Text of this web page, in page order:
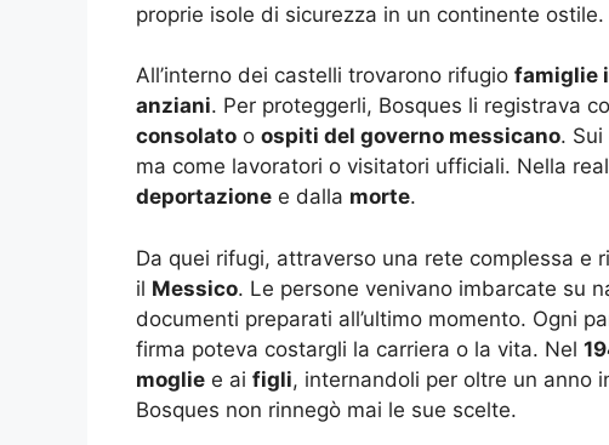
proprie isole di sicurezza in un continente ostile.
All’interno dei castelli trovarono rifugio famiglie
anziani. Per proteggerli, Bosques li registrava
consolato o ospiti del governo messicano.
ma come lavoratori o visitatori ufficiali. Nella
deportazione e dalla morte.
Da quei rifugi, attraverso una rete complessa e
il Messico. Le persone venivano imbarcate su
documenti preparati all’ultimo momento. Ogni
firma poteva costargli la carriera o la vita. Nel
moglie e ai figli, internandoli per oltre un anno
Bosques non rinnegò mai le sue scelte.